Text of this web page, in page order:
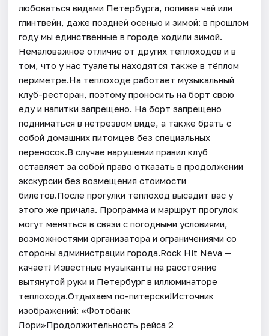
любоваться видами Петербурга, попивая чай или
глинтвейн, даже поздней осенью и зимой: в прошлом
году мы единственные в городе ходили зимой.
Немаловажное отличие от других теплоходов и в
том, что у нас туалеты находятся также в тёплом
периметре.На теплоходе работает музыкальный
клуб-ресторан, поэтому проносить на борт свою
еду и напитки запрещено. На борт запрещено
подниматься в нетрезвом виде, а также брать с
собой домашних питомцев без специальных
переносок.В случае нарушении правил клуб
оставляет за собой право отказать в продолжении
экскурсии без возмещения стоимости
билетов.После прогулки теплоход высадит вас у
этого же причала. Программа и маршрут прогулок
могут меняться в связи с погодными условиями,
возможностями организатора и ограничениями со
стороны администрации города.Rock Hit Neva —
качает! Известные музыканты на расстояние
вытянутой руки и Петербург в иллюминаторе
теплохода.Отдыхаем по-питерски!Источник
изображений: «Фотобанк
Лори»Продолжительность рейса 2